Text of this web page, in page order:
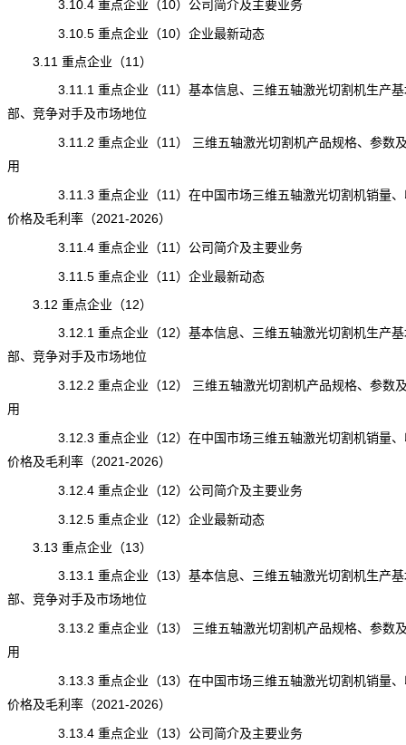
3.10.4 重点企业（10）公司简介及主要业务
3.10.5 重点企业（10）企业最新动态
3.11 重点企业（11）
3.11.1 重点企业（11）基本信息、三维五轴激光切割机生产基
部、竞争对手及市场地位
3.11.2 重点企业（11） 三维五轴激光切割机产品规格、参数及
用
3.11.3 重点企业（11）在中国市场三维五轴激光切割机销量、
价格及毛利率（2021-2026）
3.11.4 重点企业（11）公司简介及主要业务
3.11.5 重点企业（11）企业最新动态
3.12 重点企业（12）
3.12.1 重点企业（12）基本信息、三维五轴激光切割机生产基
部、竞争对手及市场地位
3.12.2 重点企业（12） 三维五轴激光切割机产品规格、参数及
用
3.12.3 重点企业（12）在中国市场三维五轴激光切割机销量、
价格及毛利率（2021-2026）
3.12.4 重点企业（12）公司简介及主要业务
3.12.5 重点企业（12）企业最新动态
3.13 重点企业（13）
3.13.1 重点企业（13）基本信息、三维五轴激光切割机生产基
部、竞争对手及市场地位
3.13.2 重点企业（13） 三维五轴激光切割机产品规格、参数及
用
3.13.3 重点企业（13）在中国市场三维五轴激光切割机销量、
价格及毛利率（2021-2026）
3.13.4 重点企业（13）公司简介及主要业务